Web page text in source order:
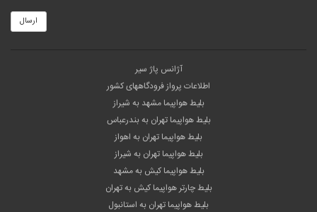
ارسال
آژانس پاژ سیر
اطلاعات پرواز فرودگاههای کشور
بلیط هواپیما مشهد به شیراز
بلیط هواپیما تهران به بندرعباس
بلیط هواپیما تهران به اهواز
بلیط هواپیما تهران به شیراز
بلیط هواپیما کیش به مشهد
بلیط چارتر هواپیما کیش به تهران
بلیط هواپیما تهران به استانبول